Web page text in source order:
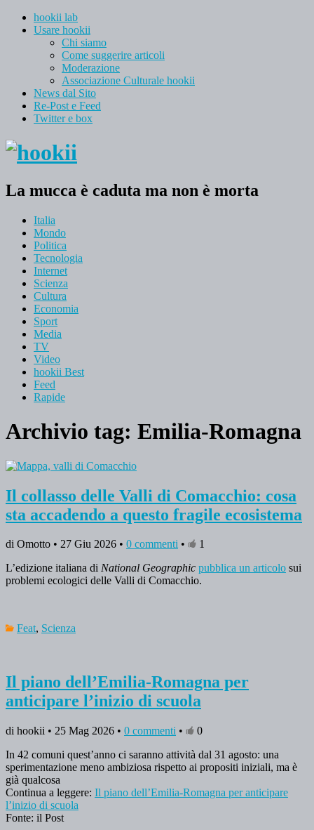
hookii lab
Usare hookii
Chi siamo
Come suggerire articoli
Moderazione
Associazione Culturale hookii
News dal Sito
Re-Post e Feed
Twitter e box
La mucca è caduta ma non è morta
Italia
Mondo
Politica
Tecnologia
Internet
Scienza
Cultura
Economia
Sport
Media
TV
Video
hookii Best
Feed
Rapide
Archivio tag: Emilia-Romagna
Il collasso delle Valli di Comacchio: cosa
sta accadendo a questo fragile ecosistema
di Omotto • 27 Giu 2026 • 0 commenti •
1
L’edizione italiana di National Geographic pubblica un articolo sui
problemi ecologici delle Valli di Comacchio.
Feat, Scienza
Il piano dell’Emilia-Romagna per
anticipare l’inizio di scuola
di hookii • 25 Mag 2026 • 0 commenti •
0
In 42 comuni quest’anno ci saranno attività dal 31 agosto: una
sperimentazione meno ambiziosa rispetto ai propositi iniziali, ma è
già qualcosa
Continua a leggere: Il piano dell’Emilia-Romagna per anticipare
l’inizio di scuola
Fonte: il Post